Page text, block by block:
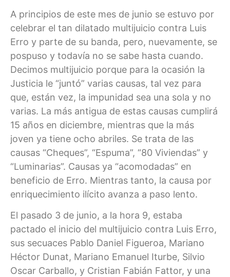
A principios de este mes de junio se estuvo por
celebrar el tan dilatado multijuicio contra Luis
Erro y parte de su banda, pero, nuevamente, se
pospuso y todavía no se sabe hasta cuando.
Decimos multijuicio porque para la ocasión la
Justicia le “juntó” varias causas, tal vez para
que, están vez, la impunidad sea una sola y no
varias. La más antigua de estas causas cumplirá
15 años en diciembre, mientras que la más
joven ya tiene ocho abriles. Se trata de las
causas “Cheques”, “Espuma”, “80 Viviendas” y
“Luminarias”. Causas ya “acomodadas” en
beneficio de Erro. Mientras tanto, la causa por
enriquecimiento ilícito avanza a paso lento.
El pasado 3 de junio, a la hora 9, estaba
pactado el inicio del multijuicio contra Luis Erro,
sus secuaces Pablo Daniel Figueroa, Mariano
Héctor Dunat, Mariano Emanuel Iturbe, Silvio
Oscar Carballo, y Cristian Fabián Fattor, y una